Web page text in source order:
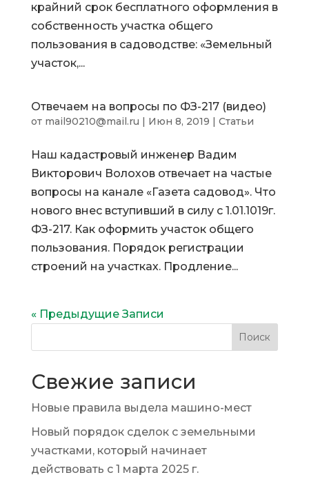
крайний срок бесплатного оформления в
собственность участка общего
пользования в садоводстве: «Земельный
участок,...
Отвечаем на вопросы по ФЗ-217 (видео)
от mail90210@mail.ru | Июн 8, 2019 | Статьи
Наш кадастровый инженер Вадим
Викторович Волохов отвечает на частые
вопросы на канале «Газета садовод». Что
нового внес вступивший в силу с 1.01.1019г.
ФЗ-217. Как оформить участок общего
пользования. Порядок регистрации
строений на участках. Продление...
« Предыдущие Записи
Поиск
Свежие записи
Новые правила выдела машино-мест
Новый порядок сделок с земельными
участками, который начинает
действовать с 1 марта 2025 г.